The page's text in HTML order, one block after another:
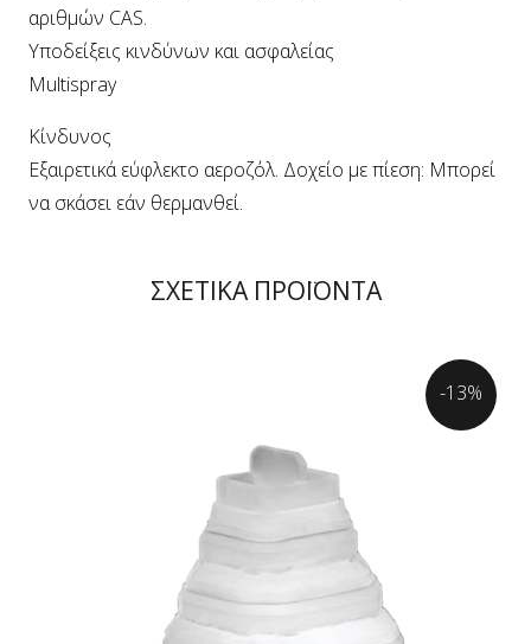
αριθμών CAS.
Υποδείξεις κινδύνων και ασφαλείας
Multispray
Κίνδυνος
Εξαιρετικά εύφλεκτο αεροζόλ. Δοχείο με πίεση: Μπορεί
να σκάσει εάν θερμανθεί.
ΣΧΕΤΙΚΑ ΠΡΟΪΟΝΤΑ
-13%